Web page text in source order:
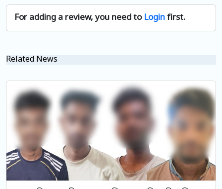
For adding a review, you need to Loginfirst.
Related News